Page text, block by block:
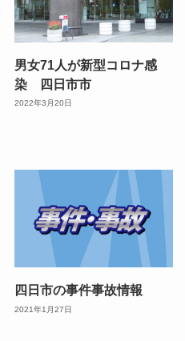
男女71人が新型コロナ感
染 四日市市
2022年3月20日
四日市の事件事故情報
2021年1月27日